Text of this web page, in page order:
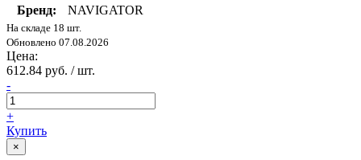
Бренд:
NAVIGATOR
На складе 18 шт.
Обновлено 07.08.2026
Цена:
612.84 руб. / шт.
-
+
Купить
×